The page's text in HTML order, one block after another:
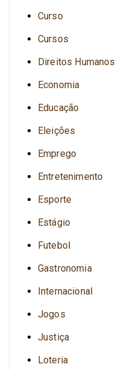
Curso
Cursos
Direitos Humanos
Economia
Educação
Eleições
Emprego
Entretenimento
Esporte
Estágio
Futebol
Gastronomia
Internacional
Jogos
Justiça
Loteria